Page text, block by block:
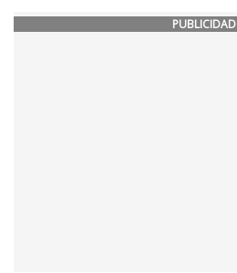
PUBLICIDAD